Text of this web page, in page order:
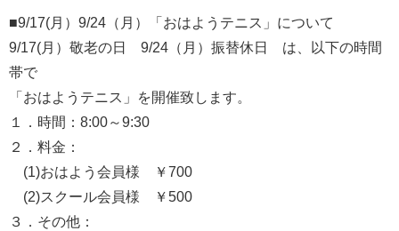
■9/17(月）9/24（月）「おはようテニス」について
9/17(月）敬老の日 9/24（月）振替休日 は、以下の時間
帯で
「おはようテニス」を開催致します。
１．時間：8:00～9:30
２．料金：
(1)おはよう会員様 ￥700
(2)スクール会員様 ￥500
３．その他：